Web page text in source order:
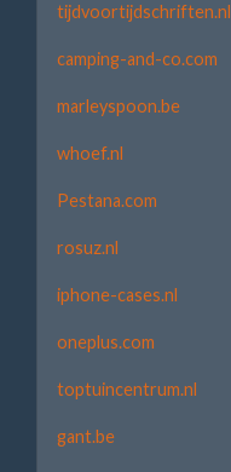
tijdvoortijdschriften.nl
camping-and-co.com
marleyspoon.be
whoef.nl
Pestana.com
rosuz.nl
iphone-cases.nl
oneplus.com
toptuincentrum.nl
gant.be